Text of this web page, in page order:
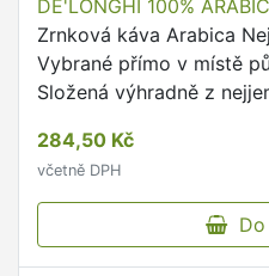
DE'LONGHI 100%
Zrnková káva Arabica
Vybrané přímo v místě
Složená výhradně z
Dokonalé pražení …
284,50 Kč
včetně DPH
Do